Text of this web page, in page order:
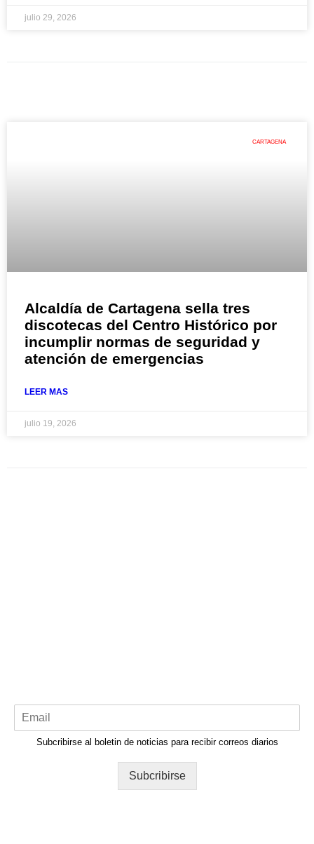
julio 29, 2026
CARTAGENA
Alcaldía de Cartagena sella tres
discotecas del Centro Histórico por
incumplir normas de seguridad y
atención de emergencias
LEER MAS
julio 19, 2026
Subcribirse al boletin de noticias para recibir correos diarios
Subcribirse